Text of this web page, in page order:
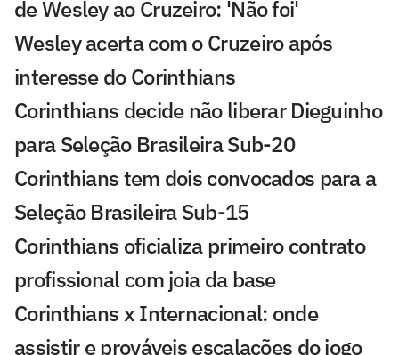
de Wesley ao Cruzeiro: 'Não foi'
Wesley acerta com o Cruzeiro após
interesse do Corinthians
Corinthians decide não liberar Dieguinho
para Seleção Brasileira Sub-20
Corinthians tem dois convocados para a
Seleção Brasileira Sub-15
Corinthians oficializa primeiro contrato
profissional com joia da base
Corinthians x Internacional: onde
assistir e prováveis escalações do jogo